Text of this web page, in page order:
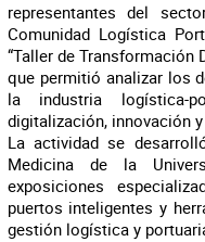
representantes del
Comunidad Logística
“Taller de Transformación
que permitió analizar los
la industria logística-
digitalización, innovación
La actividad se
Medicina de la
exposiciones
puertos inteligentes y
gestión logística y